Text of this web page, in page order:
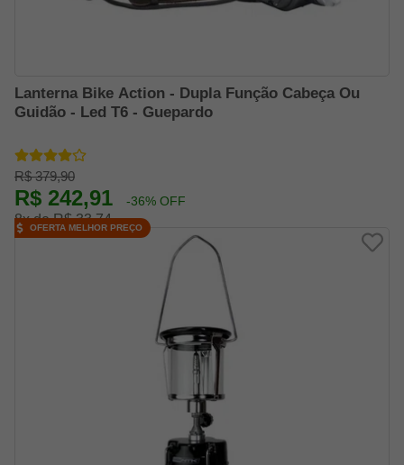
Lanterna Bike Action - Dupla Função Cabeça Ou
Guidão - Led T6 - Guepardo
R$ 379,90
R$ 242,91 -36% OFF
8x de R$ 33,74
OFERTA MELHOR PREÇO